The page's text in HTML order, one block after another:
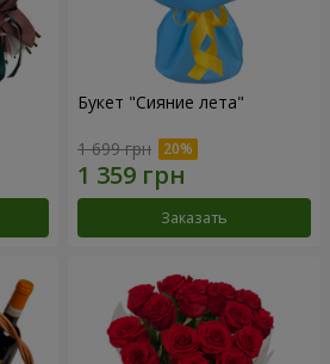
Букет "Сияние лета"
1 699 грн
Заказать